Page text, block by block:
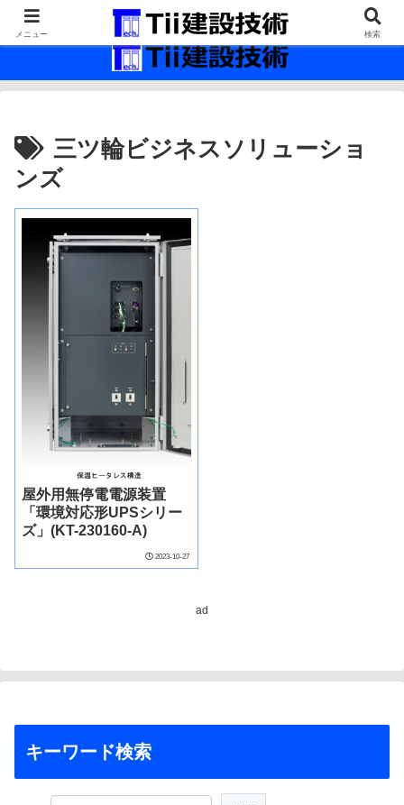
最新の建設技術の情報インフラ。
三ツ輪ビジネスソリューショ
ンズ
屋外用無停電電源装置
「環境対応形UPSシリー
ズ」(KT-230160-A)
2023-10-27
ad
キーワード検索
メニュー 検索